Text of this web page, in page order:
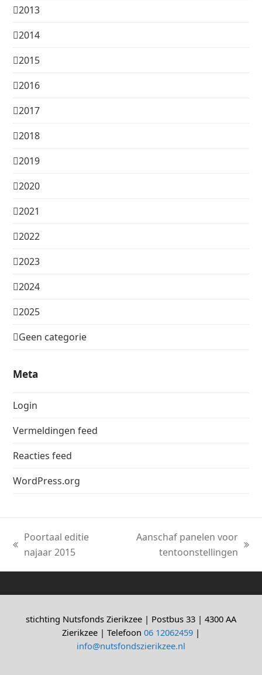
2013
2014
2015
2016
2017
2018
2019
2020
2021
2022
2023
2024
2025
Geen categorie
Meta
Login
Vermeldingen feed
Reacties feed
WordPress.org
previous
Poortaal editie
najaar 2015
Aanschaf panelen voor
tentoonstellingen
stichting Nutsfonds Zierikzee | Postbus 33 | 4300 AA
Zierikzee | Telefoon 06 12062459 |
info@nutsfondszierikzee.nl